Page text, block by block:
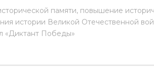
памяти, повышение
истории Великой Отечественной